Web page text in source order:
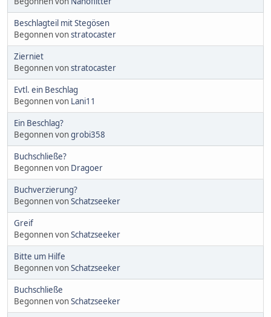
Beschlagteil mit Stegösen
Begonnen vonstratocaster
Zierniet
Begonnen vonstratocaster
Evtl. ein Beschlag
Begonnen von Lani11
Ein Beschlag?
Begonnen vongrobi358
Buchschließe?
Begonnen von Dragoer
Buchverzierung?
Begonnen vonSchatzseeker
Greif
Begonnen vonSchatzseeker
Bitte um Hilfe
Begonnen vonSchatzseeker
Buchschließe
Begonnen vonSchatzseeker